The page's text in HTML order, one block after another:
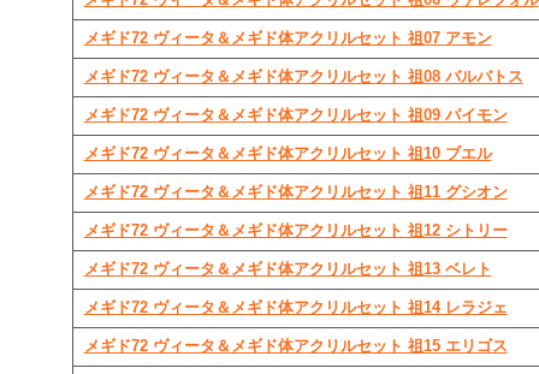
メギド72 ヴィータ＆メギド体アクリルセット 祖07 アモン
メギド72 ヴィータ＆メギド体アクリルセット 祖08 バルバトス
メギド72 ヴィータ＆メギド体アクリルセット 祖09 パイモン
メギド72 ヴィータ＆メギド体アクリルセット 祖10 ブエル
メギド72 ヴィータ＆メギド体アクリルセット 祖11 グシオン
メギド72 ヴィータ＆メギド体アクリルセット 祖12 シトリー
メギド72 ヴィータ＆メギド体アクリルセット 祖13 ベレト
メギド72 ヴィータ＆メギド体アクリルセット 祖14 レラジェ
メギド72 ヴィータ＆メギド体アクリルセット 祖15 エリゴス